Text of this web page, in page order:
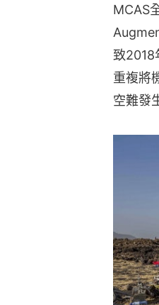
MCAS
致2018
重複將
空難發